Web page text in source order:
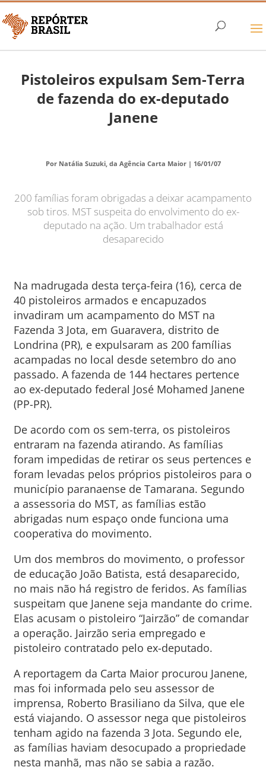
Pistoleiros expulsam Sem-Terra
de fazenda do ex-deputado
Janene
Por Natália Suzuki, da Agência Carta Maior | 16/01/07
200 famílias foram obrigadas a deixar acampamento
sob tiros. MST suspeita do envolvimento do ex-
deputado na ação. Um trabalhador está
desaparecido
Na madrugada desta terça-feira (16), cerca de
40 pistoleiros armados e encapuzados
invadiram um acampamento do MST na
Fazenda 3 Jota, em Guaravera, distrito de
Londrina (PR), e expulsaram as 200 famílias
acampadas no local desde setembro do ano
passado. A fazenda de 144 hectares pertence
ao ex-deputado federal José Mohamed Janene
(PP-PR).
De acordo com os sem-terra, os pistoleiros
entraram na fazenda atirando. As famílias
foram impedidas de retirar os seus pertences e
foram levadas pelos próprios pistoleiros para o
município paranaense de Tamarana. Segundo
a assessoria do MST, as famílias estão
abrigadas num espaço onde funciona uma
cooperativa do movimento.
Um dos membros do movimento, o professor
de educação João Batista, está desaparecido,
no mais não há registro de feridos. As famílias
suspeitam que Janene seja mandante do crime.
Elas acusam o pistoleiro “Jairzão” de comandar
a operação. Jairzão seria empregado e
pistoleiro contratado pelo ex-deputado.
A reportagem da Carta Maior procurou Janene,
mas foi informada pelo seu assessor de
imprensa, Roberto Brasiliano da Silva, que ele
está viajando. O assessor nega que pistoleiros
tenham agido na fazenda 3 Jota. Segundo ele,
as famílias haviam desocupado a propriedade
nesta manhã, mas não se sabia a razão.